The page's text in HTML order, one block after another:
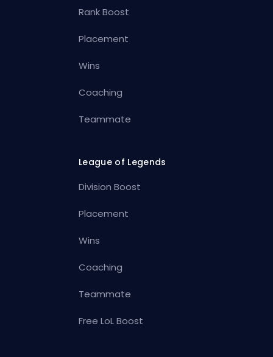
Rank Boost
Placement
Wins
Coaching
Teammate
League of Legends
Division Boost
Placement
Wins
Coaching
Teammate
Free LoL Boost